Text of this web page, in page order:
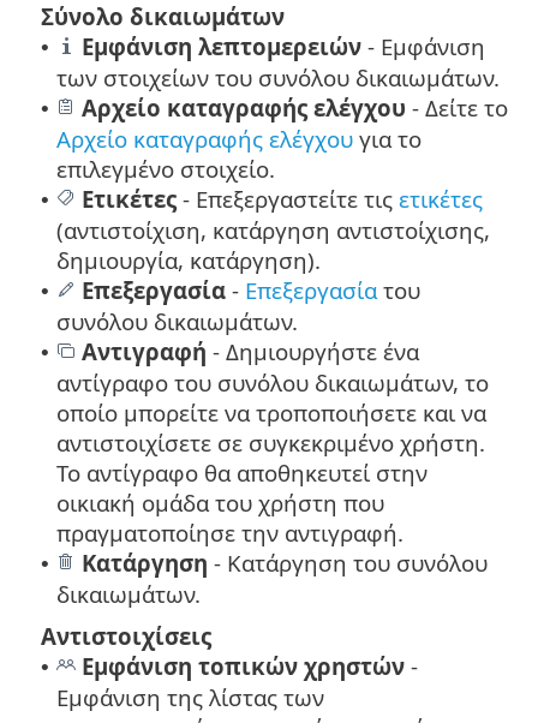
Σύνολο δικαιωμάτων
• Εμφάνιση λεπτομερειών - Εμφάνιση
των στοιχείων του συνόλου δικαιωμάτων.
• Αρχείο καταγραφής ελέγχου - Δείτε το
Αρχείο καταγραφής ελέγχου για το
επιλεγμένο στοιχείο.
• Ετικέτες - Επεξεργαστείτε τις ετικέτες
(αντιστοίχιση, κατάργηση αντιστοίχισης,
δημιουργία, κατάργηση).
• Επεξεργασία - Επεξεργασίατου
συνόλου δικαιωμάτων.
• Αντιγραφή - Δημιουργήστε ένα
αντίγραφο του συνόλου δικαιωμάτων, το
οποίο μπορείτε να τροποποιήσετε και να
αντιστοιχίσετε σε συγκεκριμένο χρήστη.
Το αντίγραφο θα αποθηκευτεί στην
οικιακή ομάδα του χρήστη που
πραγματοποίησε την αντιγραφή.
• Κατάργηση - Κατάργηση του συνόλου
δικαιωμάτων.
Αντιστοιχίσεις
• Εμφάνιση τοπικών χρηστών -
Εμφάνιση της λίστας των